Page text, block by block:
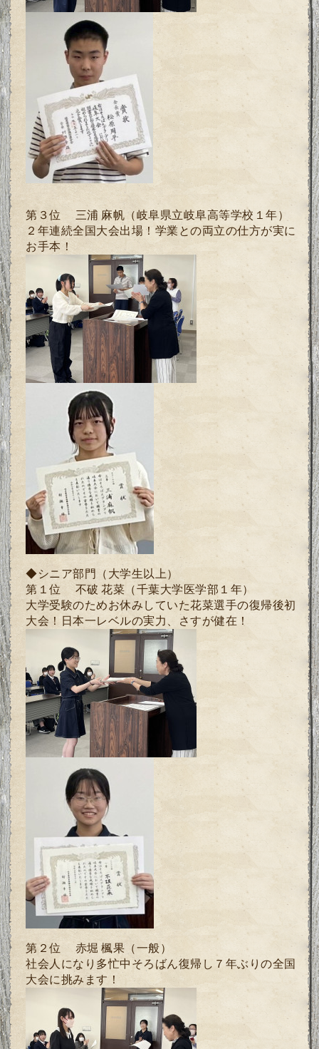
第３位 三浦 麻帆 （岐阜県立岐阜高等学校１年）
２年連続全国大会出場！学業との両立の仕方が実に
お手本！
◆シニア部門（大学生以上）
第１位 不破 花菜 （千葉大学医学部１年）
大学受験のためお休みしていた花菜選手の復帰後初
大会！日本一レベルの実力、さすが健在！
第２位 赤堀 楓果（一般）
社会人になり多忙中そろばん復帰し７年ぶりの全国
大会に挑みます！